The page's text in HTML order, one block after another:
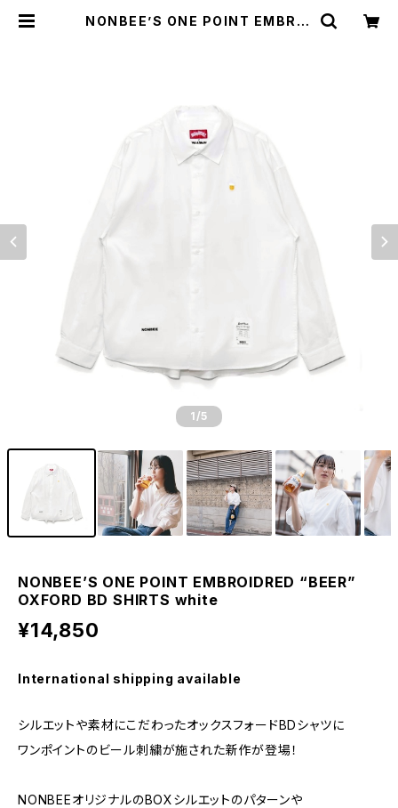
NONBEE’S ONE POINT EMBROI
1 /5
NONBEE’S ONE POINT EMBROIDRED “BEER”
OXFORD BD SHIRTS white
¥14,850
International shipping available
シルエットや素材にこだわったオックスフォードBDシャツに
ワンポイントのビール刺繍が施された新作が登場！
NONBEEオリジナルのBOXシルエットのパターンや